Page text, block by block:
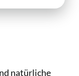
natürliche